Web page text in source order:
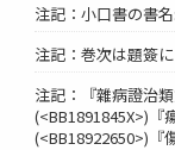
注記：小口書の書
注記：巻次は題簽
注記：『雜病證治
(<BB1891845X>)『
(<BB18922650>)『